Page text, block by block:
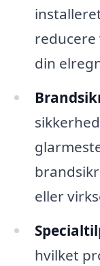
reducere
din
eller
hvilket